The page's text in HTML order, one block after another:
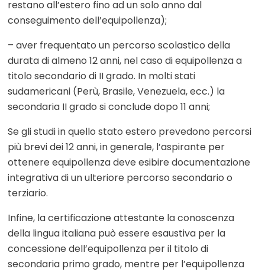
restano all’estero fino ad un solo anno dal
conseguimento dell’equipollenza);
– aver frequentato un percorso scolastico della
durata di almeno 12 anni, nel caso di equipollenza a
titolo secondario di II grado. In molti stati
sudamericani (Perù, Brasile, Venezuela, ecc.) la
secondaria II grado si conclude dopo 11 anni;
Se gli studi in quello stato estero prevedono percorsi
più brevi dei 12 anni, in generale, l’aspirante per
ottenere equipollenza deve esibire documentazione
integrativa di un ulteriore percorso secondario o
terziario.
Infine, la certificazione attestante la conoscenza
della lingua italiana può essere esaustiva per la
concessione dell’equipollenza per il titolo di
secondaria primo grado, mentre per l’equipollenza